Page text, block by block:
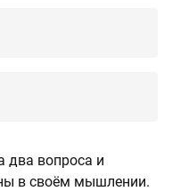
два вопроса и
в своём мышлении.